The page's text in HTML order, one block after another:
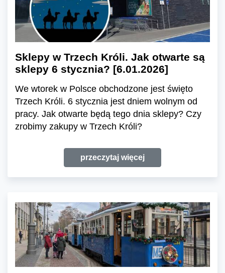
Sklepy w Trzech Króli. Jak otwarte są
sklepy 6 stycznia? [6.01.2026]
We wtorek w Polsce obchodzone jest święto
Trzech Króli. 6 stycznia jest dniem wolnym od
pracy. Jak otwarte będą tego dnia sklepy? Czy
zrobimy zakupy w Trzech Króli?
przeczytaj więcej